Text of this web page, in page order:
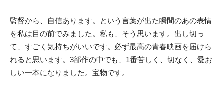
監督から、自信あります。という言葉が出た瞬間のあの表情
を私は目の前でみました。私も、そう思います。出し切っ
て、すごく気持ちがいいです。必ず最高の青春映画を届けら
れると思います。3部作の中でも、1番苦しく、切なく、愛お
しい一本になりました。宝物です。